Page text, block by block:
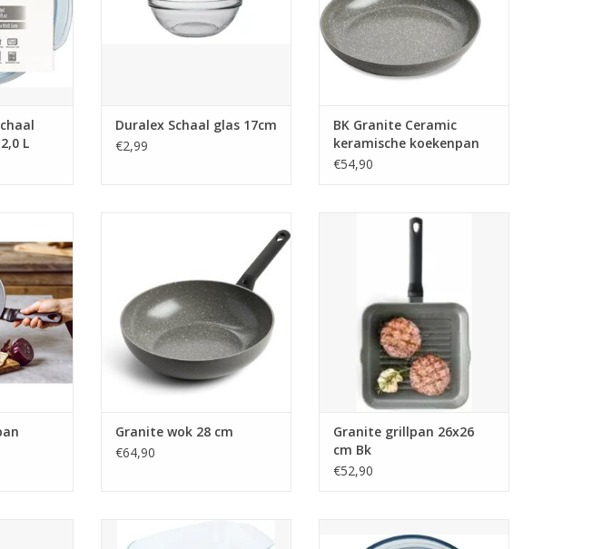
L
Duralex Schaal glas 17cm
€2,99
BK Granite Ceramic
keramische koekenpan
30cm
€54,90
TOEVOEGEN AAN WINKELWAGEN
Granite wok 28 cm
€64,90
Granite grillpan 26x26 cm Bk
Granite grillpan 26x26
cm Bk
€52,90